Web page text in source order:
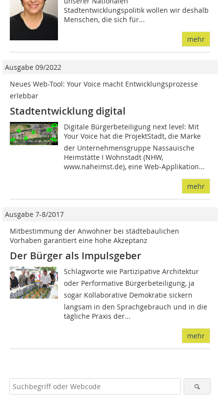
Stadtentwicklungspolitik wollen wir deshalb
Menschen, die sich für...
mehr
Ausgabe 09/2022
Neues Web-Tool: Your Voice macht Entwicklungsprozesse
erlebbar
Stadtentwicklung digital
Digitale Bürgerbeteiligung next level: Mit
Your Voice hat die ProjektStadt, die Marke
der Unternehmensgruppe Nassauische
Heimstätte I Wohnstadt (NHW,
www.naheimst.de), eine Web-Applikation...
mehr
Ausgabe 7-8/2017
Mitbestimmung der Anwohner bei städtebaulichen
Vorhaben garantiert eine hohe Akzeptanz
Der Bürger als Impulsgeber
Schlagworte wie Partizipative Architektur
oder Performative Bürgerbeteiligung, ja
sogar Kollaborative Demokratie sickern
langsam in den Sprachgebrauch und in die
tägliche Praxis der...
mehr